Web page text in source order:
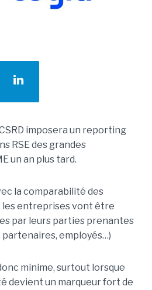
imposera un reporting
RSE des grandes
un an plus tard.
la comparabilité des
les entreprises vont être
par leurs parties prenantes
partenaires, employés…)
minime, surtout lorsque
devient un marqueur fort de